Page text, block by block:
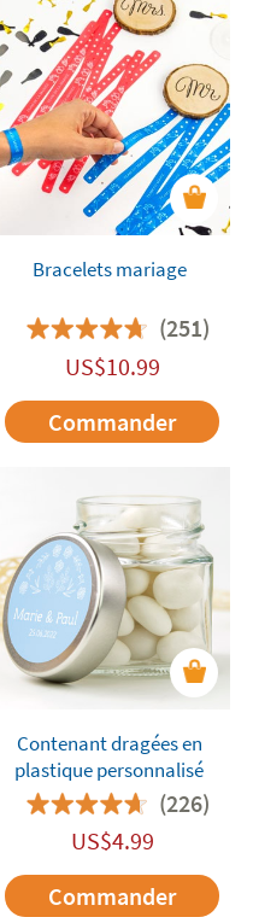
Bracelets mariage
(251)
US$10.99
Commander
Contenant dragées en
plastique personnalisé
(226)
US$4.99
Commander